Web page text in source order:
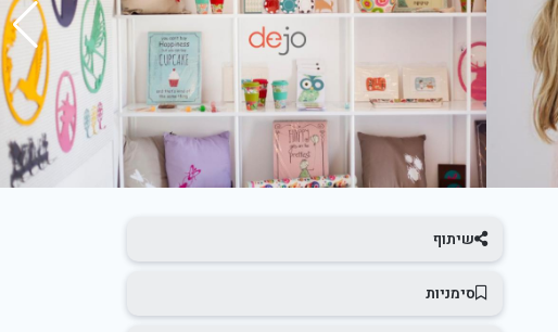
שיתוף
סימניות